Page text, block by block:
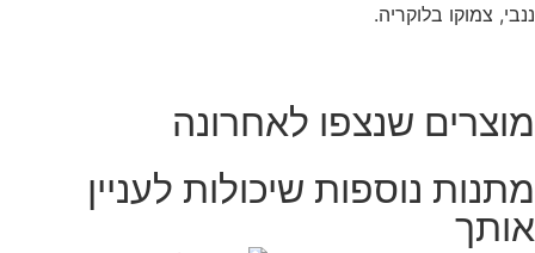
ננבי, צמוקו בלוקריה.
מוצרים שנצפו לאחרונה
מתנות נוספות שיכולות לעניין
אותך